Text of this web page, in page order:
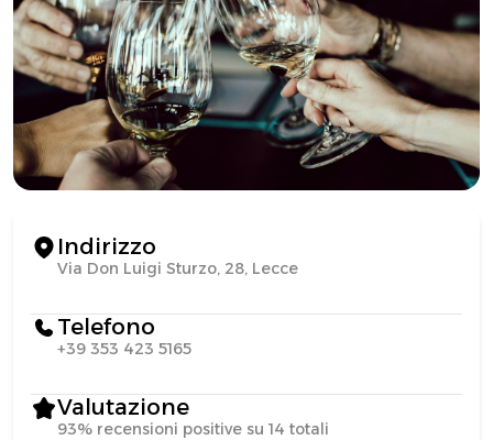
Indirizzo
Via Don Luigi Sturzo, 28, Lecce
Telefono
+39 353 423 5165
Valutazione
93% recensioni positive su 14 totali